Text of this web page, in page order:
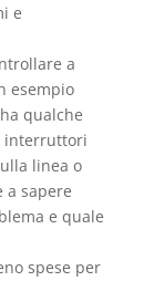
e
a
esempio
qualche
interruttori
linea o
a sapere
e quale
spese per